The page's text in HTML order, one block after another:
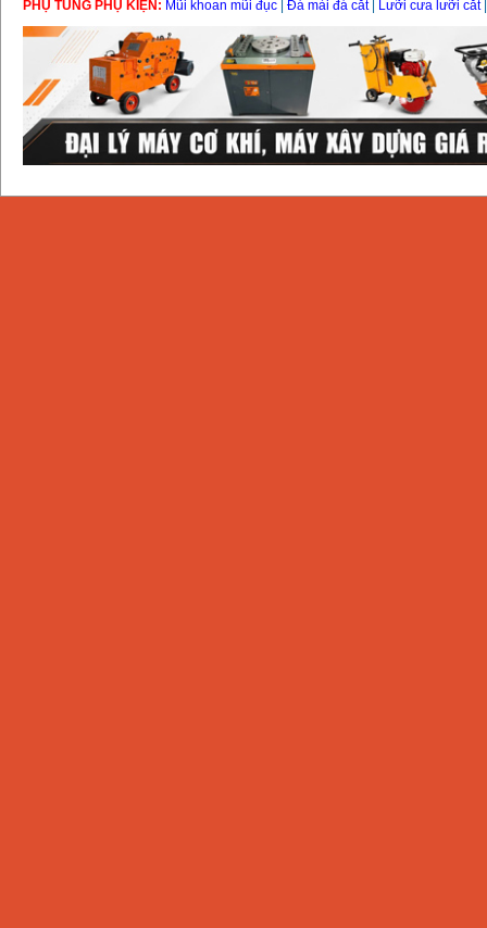
PHỤ TÙNG PHỤ KIỆN: Mũi khoan mũi đục Đá mài đá cắt| Lưỡi cưa lưỡi cắt